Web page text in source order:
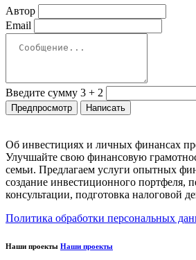
Автор
Email
Введите сумму 3 + 2
Об инвестициях и личных финансах
Улучшайте свою финансовую
семьи. Предлагаем услуги опытных
создание инвестиционного портфеля,
консультации, подготовка налоговой
Политика обработки персональных
Наши проекты Наши проекты